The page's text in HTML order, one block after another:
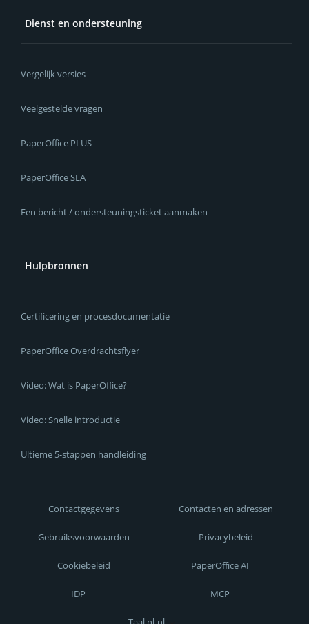
Dienst en ondersteuning
Vergelijk versies
Veelgestelde vragen
PaperOffice PLUS
PaperOffice SLA
Een bericht / ondersteuningsticket aanmaken
Hulpbronnen
Certificering en procesdocumentatie
PaperOffice Overdrachtsflyer
Video: Wat is PaperOffice?
Video: Snelle introductie
Ultieme 5-stappen handleiding
Contactgegevens Contacten en adressen
Gebruiksvoorwaarden Privacybeleid
Cookiebeleid PaperOffice AI
IDP MCP